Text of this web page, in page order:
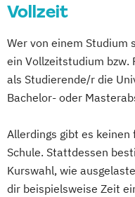
Vollzeit
Wer von einem Studium
ein Vollzeitstudium bzw.
als Studierende/r die
Bachelor- oder
Allerdings gibt es
Schule. Stattdessen
Kurswahl, wie
dir beispielsweise Zeit